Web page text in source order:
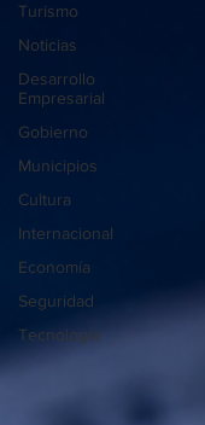
Turismo
Noticias
Desarrollo
Empresarial
Gobierno
Municipios
Cultura
Internacional
Economía
Seguridad
Tecnología